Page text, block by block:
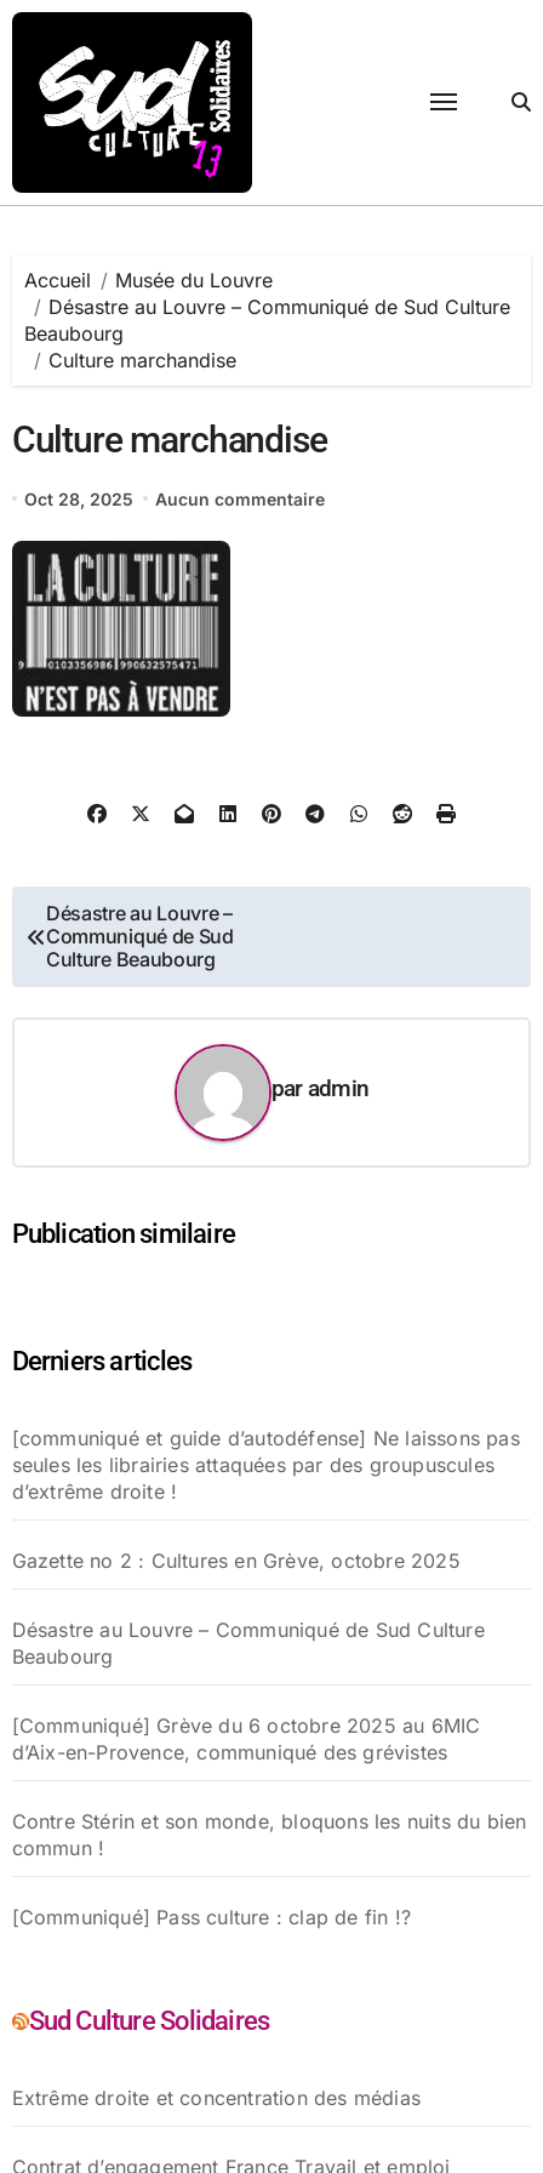
Passer
contenu
Accueil
Musée du Louvre
Désastre au Louvre – Communiqué de Sud Culture
Beaubourg
Culture marchandise
Culture marchandise
Oct 28, 2025 Aucun commentaire
Navigation
de
l’article
Désastre au Louvre –
Communiqué de Sud
Culture Beaubourg
paradmin
Publication similaire
Derniers articles
[communiqué et guide d’autodéfense] Ne laissons pas
seules les librairies attaquées par des groupuscules
d’extrême droite !
Gazette no 2 : Cultures en Grève, octobre 2025
Désastre au Louvre – Communiqué de Sud Culture
Beaubourg
[Communiqué] Grève du 6 octobre 2025 au 6MIC
d’Aix-en-Provence, communiqué des grévistes
Contre Stérin et son monde, bloquons les nuits du bien
commun !
[Communiqué] Pass culture : clap de fin !?
Sud Culture Solidaires
Extrême droite et concentration des médias
Contrat d’engagement France Travail et emploi